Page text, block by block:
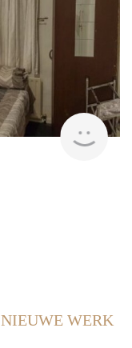
rent
NIEUWE WERK